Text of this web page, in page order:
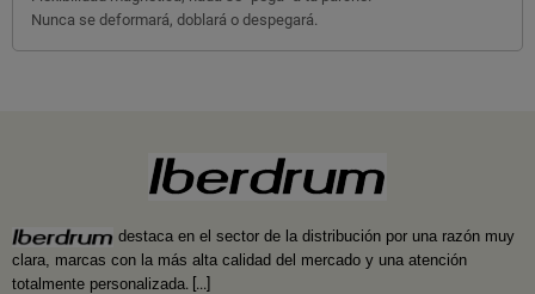
Nunca se deformará, doblará o despegará.
destaca en el sector de la distribución por una razón muy
clara, marcas con la más alta calidad del mercado y una atención
totalmente personalizada. [...]